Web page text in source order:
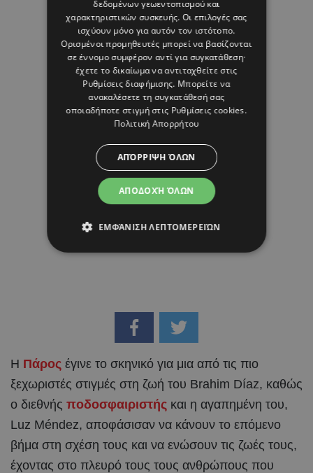
08 ΑΥΓΟΥΣΤΟΥ 26 - 17:01
Margarita Psichi
Η Πάρος έγινε το σκηνικό για μια από τις πιο
ξεχωριστές στιγμές στη ζωή του Brahim Díaz, καθώς
ο διεθνής ποδοσφαιριστής και η αγαπημένη του,
Luz Méndez, αποφάσισαν να κάνουν το επόμενο
βήμα στη σχέση τους και να ενώσουν τις ζωές τους,
έχοντας στο πλευρό τους τους ανθρώπους που
δεδομένων γεωεντοπισμού και
χαρακτηριστικών συσκευής. Οι επιλογές σας
ισχύουν μόνο για αυτόν τον ιστότοπο.
Ορισμένοι προμηθευτές μπορεί να βασίζονται
σε έννομο συμφέρον αντί για συγκατάθεση·
έχετε το δικαίωμα να αντιταχθείτε στις
Ρυθμίσεις διαφήμισης. Μπορείτε να
ανακαλέσετε τη συγκατάθεσή σας
οποιαδήποτε στιγμή στις Ρυθμίσεις cookies.
Πολιτική Απορρήτου
ΑΠΟΔΟΧΉ ΌΛΩΝ
ΑΠΌΡΡΙΨΗ ΌΛΩΝ
ΕΜΦΆΝΙΣΗ ΛΕΠΤΟΜΕΡΕΙΏΝ